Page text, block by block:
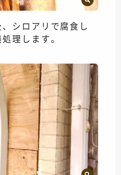
シロアリで腐食し
理します。